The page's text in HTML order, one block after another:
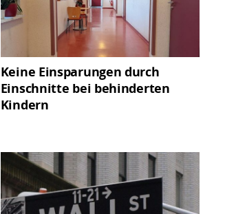
Keine Einsparungen durch
Einschnitte bei behinderten
Kindern